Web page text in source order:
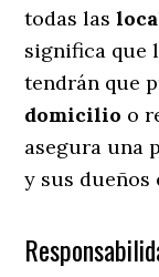
todas las
significa que
tendrán que
domicilio o
asegura una
y sus dueños